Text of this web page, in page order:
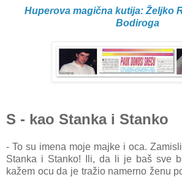
Huperova magična kutija: Željko
Bodiroga
S - kao Stanka i Stanko
- To su imena moje majke i oca.
Stanka i Stanko! Ili, da li je baš sve
kažem ocu da je tražio namerno ženu